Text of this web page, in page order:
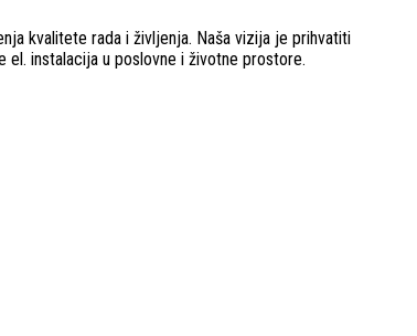
kvalitete rada i življenja. Naša vizija je prihvatiti
instalacija u poslovne i životne prostore.